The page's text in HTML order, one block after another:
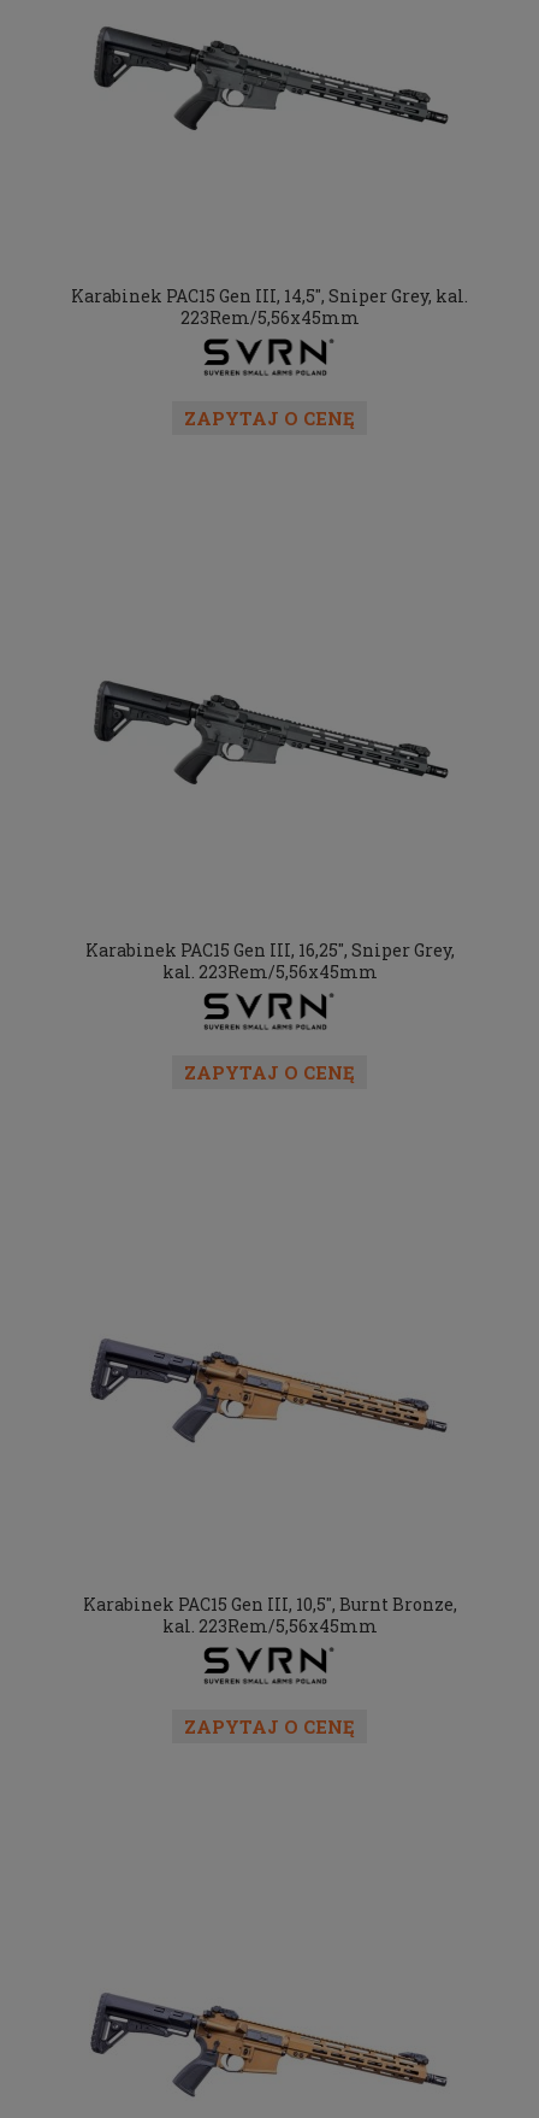
Karabinek PAC15 Gen III, 14,5", Sniper Grey, kal.
223Rem/5,56x45mm
ZAPYTAJ O CENĘ
Karabinek PAC15 Gen III, 16,25", Sniper Grey,
kal. 223Rem/5,56x45mm
ZAPYTAJ O CENĘ
Karabinek PAC15 Gen III, 10,5", Burnt Bronze,
kal. 223Rem/5,56x45mm
ZAPYTAJ O CENĘ